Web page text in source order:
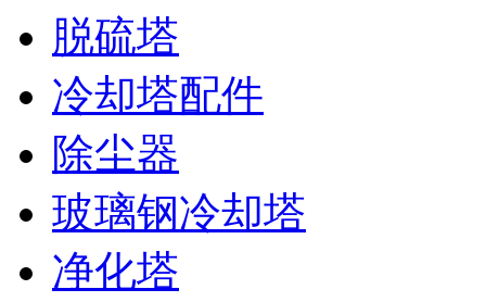
脱硫塔
冷却塔配件
除尘器
玻璃钢冷却塔
净化塔